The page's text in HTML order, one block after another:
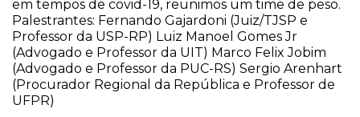
em tempos de covid-19, reunimos um time de peso.
Palestrantes: Fernando Gajardoni (Juiz/TJSP e
Professor da USP-RP) Luiz Manoel Gomes Jr
(Advogado e Professor da UIT) Marco Felix Jobim
(Advogado e Professor da PUC-RS) Sergio Arenhart
(Procurador Regional da República e Professor de
UFPR)